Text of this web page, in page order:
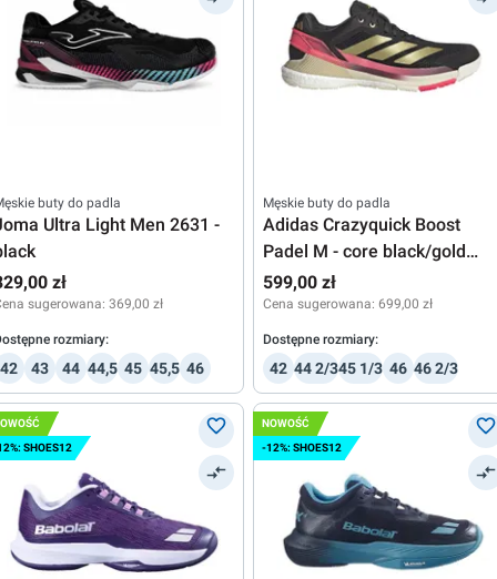
buty do padla
Ultra Light Men 2631 -
zł
sugerowana: 369,00 zł
rozmiary:
42 43 44 44,5 45 45,5 46
Męskie buty do padla
Adidas Crazyquick Boost
Padel M - core black/gold
metallic/ solar turbo
599,00 zł
Cena sugerowana: 699,00 zł
Dostępne rozmiary:
42 44 2/345 1/3 46 46 2/3
SHOES12
NOWOŚĆ
-12%: SHOES12